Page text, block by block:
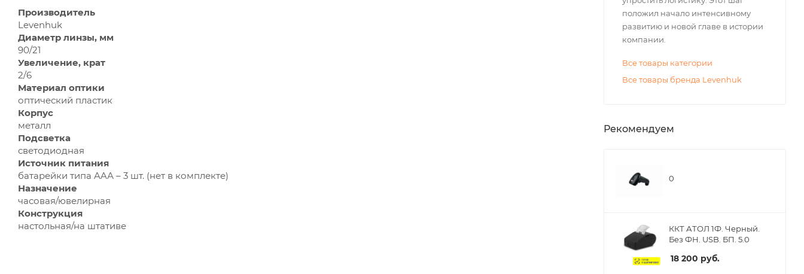
Производитель
Levenhuk
Диаметр линзы, мм
90/21
Увеличение, крат
2/6
Материал оптики
оптический пластик
Корпус
металл
Подсветка
светодиодная
Источник питания
батарейки типа AAА – 3 шт. (нет в комплекте)
Назначение
часовая/ювелирная
Конструкция
настольная/на штативе
положил начало интенсивному
развитию и новой главе в истории
компании.
Все товары категории
Все товары бренда Levenhuk
Рекомендуем
0
ККТ АТОЛ 1Ф. Черный.
Без ФН. USB. БП. 5.0
18 200 руб.